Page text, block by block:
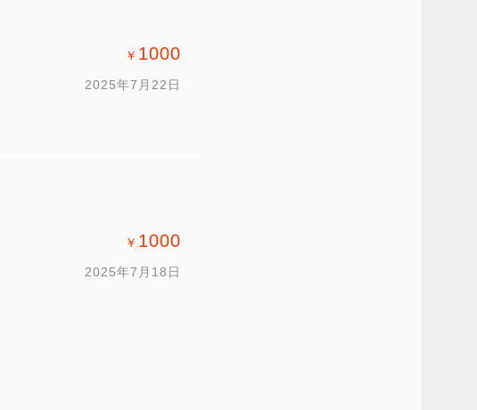
￥ 1000
2025年7月22日
￥ 1000
2025年7月18日